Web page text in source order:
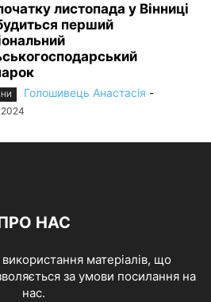
листопада у Вінниці
перший
Голошивець Анастасія -
НАС
матеріалів, що
за умови посилання на
нас.